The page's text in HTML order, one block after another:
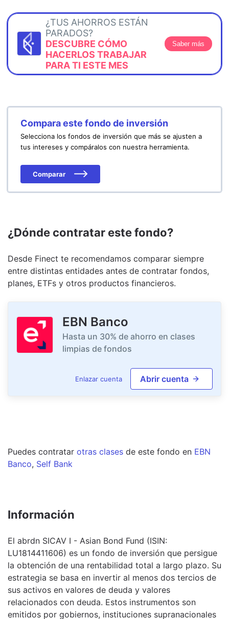
¿TUS AHORROS ESTÁN
PARADOS?
DESCUBRE CÓMO
HACERLOS TRABAJAR
PARA TI ESTE MES
Saber más
Compara este fondo de inversión
Selecciona los fondos de inversión que más se ajusten a
tus intereses y compáralos con nuestra herramienta.
Comparar
¿Dónde contratar este fondo?
Desde Finect te recomendamos comparar siempre
entre distintas entidades antes de contratar fondos,
planes, ETFs y otros productos financieros.
EBN Banco
Hasta un 30% de ahorro en clases
limpias de fondos
Enlazar cuenta Abrir cuenta
Puedes contratar otras clases de este fondo en EBN
Banco, Self Bank
Información
El abrdn SICAV I - Asian Bond Fund (ISIN:
LU1814411606) es un fondo de inversión que persigue
la obtención de una rentabilidad total a largo plazo. Su
estrategia se basa en invertir al menos dos tercios de
sus activos en valores de deuda y valores
relacionados con deuda. Estos instrumentos son
emitidos por gobiernos, instituciones supranacionales